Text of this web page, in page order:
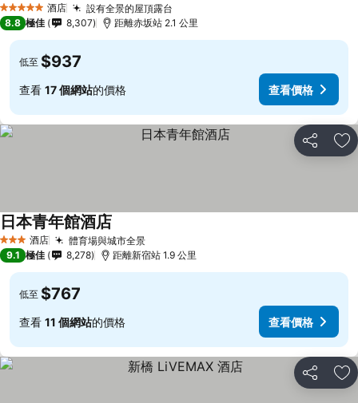
5 星級 酒店 設有全景的屋頂露台
8.8 極佳 8,307 距離赤坂站 2.1 公里
低至 $937
查看 17 個網站的價格 查看價格
分享 放
3 星級 酒店 體育場與城市全景查看價格
日本青年館酒店
9.1 極佳 8,278 距離新宿站 1.9 公里
低至 $767
查看 11 個網站的價格 查看價格
分享 放